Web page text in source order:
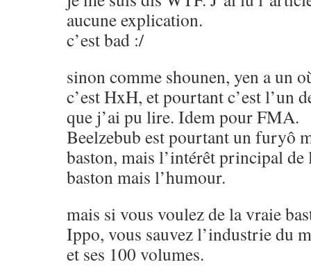
aucune explication.
c’est bad :/
sinon comme shounen, yen a un
c’est HxH, et pourtant c’est l’un
que j’ai pu lire. Idem pour FMA.
Beelzebub est pourtant un furyô
baston, mais l’intérêt principal de
baston mais l’humour.
mais si vous voulez de la vraie
Ippo, vous sauvez l’industrie du
et ses 100 volumes.